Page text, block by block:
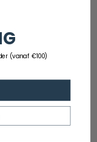
(vanaf €100)